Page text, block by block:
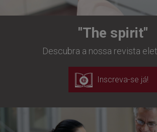
"The spirit"
Descubra a nossa revista
Inscreva-se já!